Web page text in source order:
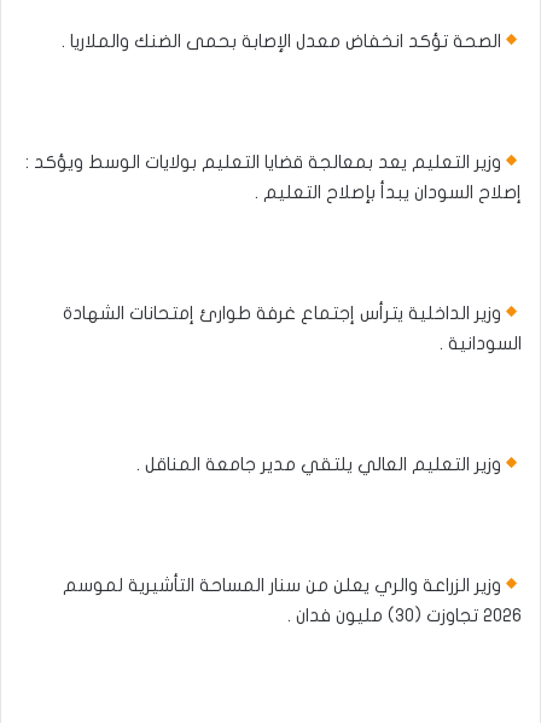
الصحة تؤكد انخفاض معدل الإصابة بحمى الضنك والملاريا .
وزير التعليم يعد بمعالجة قضايا التعليم بولايات الوسط ويؤكد :
إصلاح السودان يبدأ بإصلاح التعليم .
وزير الداخلية يترأس إجتماع غرفة طوارئ إمتحانات الشهادة
السودانية .
وزير التعليم العالي يلتقي مدير جامعة المناقل .
وزير الزراعة والري يعلن من سنار المساحة التأشيرية لموسم
٢٠٢٦ تجاوزت (٣٠) مليون فدان .